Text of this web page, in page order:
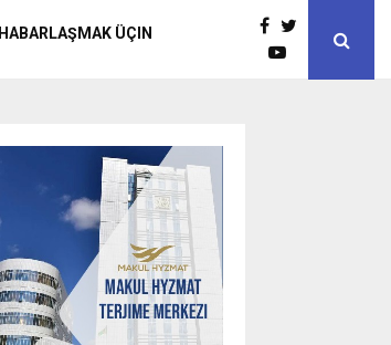
HABARLAŞMAK ÜÇIN